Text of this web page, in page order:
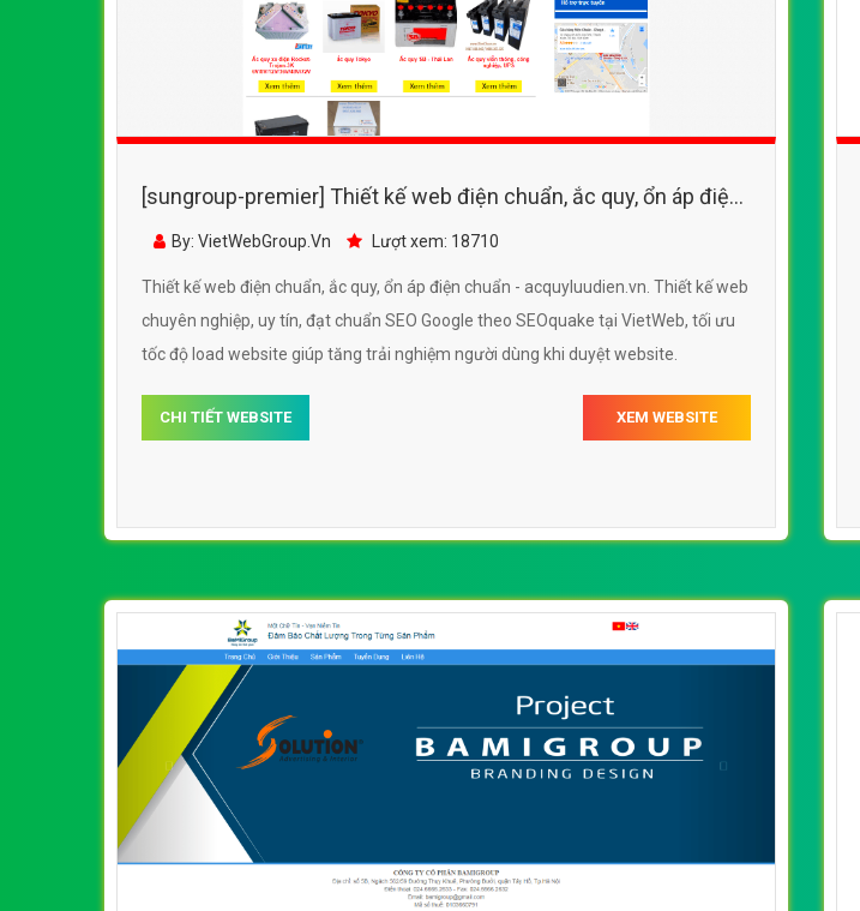
[sungroup-premier] Thiết kế web điện chuẩn, ắc quy, ổn áp điện
chuẩn - acquyluudien.vn
By: VietWebGroup.Vn Lượt xem: 18710
Thiết kế web điện chuẩn, ắc quy, ổn áp điện chuẩn - acquyluudien.vn. Thiết kế web
chuyên nghiệp, uy tín, đạt chuẩn SEO Google theo SEOquake tại VietWeb, tối ưu
tốc độ load website giúp tăng trải nghiệm người dùng khi duyệt website.
CHI TIẾT WEBSITE XEM WEBSITE